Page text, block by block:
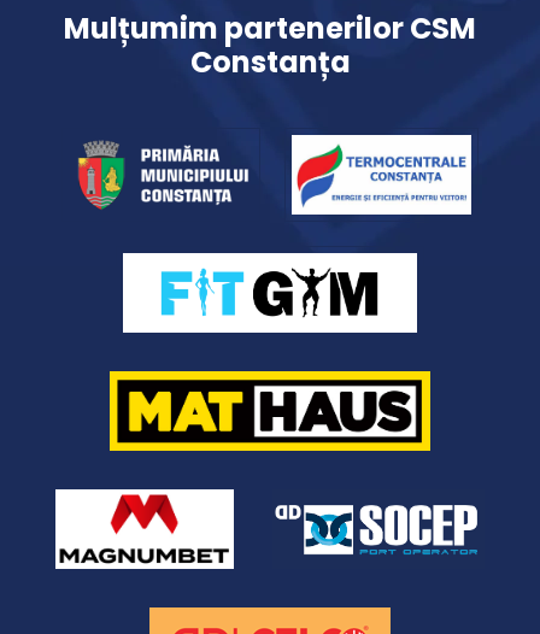
Mulțumim partenerilor CSM
Constanța